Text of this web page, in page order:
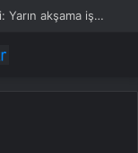
Filiz Eryılmaz gram altın için rakam verdi: Yarın akşama işaret etti